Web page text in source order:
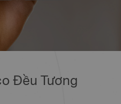
Đều Tương